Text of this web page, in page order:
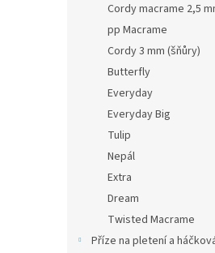
Cordy macrame 2,5
pp Macrame
Cordy 3 mm (šňůry)
Butterfly
Everyday
Everyday Big
Tulip
Nepál
Extra
Dream
Twisted Macrame
Příze na pletení a